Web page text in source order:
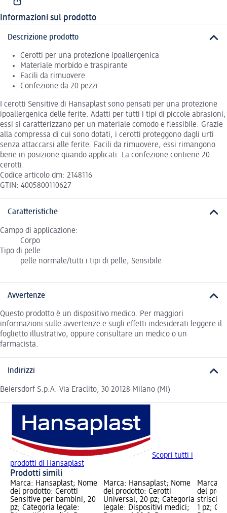
Informazioni sul prodotto
Descrizione prodotto
Cerotti per una protezione ipoallergenica
Materiale morbido e traspirante
Facili da rimuovere
Confezione da 20 pezzi
I cerotti Sensitive di Hansaplast sono pensati per una protezione
ipoallergenica delle ferite. Adatti per tutti i tipi di piccole abrasioni,
essi si caratterizzano per un materiale comodo e flessibile. Grazie
alla compressa di cui sono dotati, i cerotti proteggono dagli urti
senza attaccarsi alle ferite. Facili da rimuovere, essi rimangono
bene in posizione quando applicati. La confezione contiene 20
cerotti.
Codice articolo dm: 2148116
GTIN: 4005800110627
Caratteristiche
Campo di applicazione:
Corpo
Tipo di pelle:
pelle normale/tutti i tipi di pelle, Sensibile
Avvertenze
Questo prodotto è un dispositivo medico. Per maggiori
informazioni sulle avvertenze e sugli effetti indesiderati leggere il
foglietto illustrativo, oppure consultare un medico o un
farmacista.
Indirizzi
Beiersdorf S.p.A. Via Eraclito, 30 20128 Milano (MI)
Scopri tutti i
prodotti di Hansaplast
Prodotti simili
Marca: Hansaplast; Nome
del prodotto: Cerotti
Sensitive per bambini, 20
pz; Categoria legale:
Marca: Hansaplast; Nome
del prodotto: Cerotti
Universal, 20 pz; Categoria
legale: Dispositivi medici;
Marca:
del
striscia
1 pz;